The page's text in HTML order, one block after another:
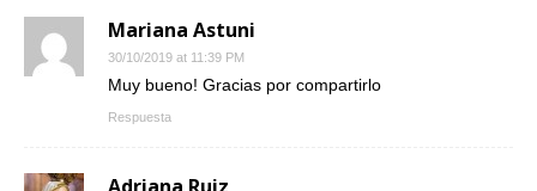
Mariana Astuni
30/10/2019 at 11:39 PM
Muy bueno! Gracias por compartirlo
Respuesta